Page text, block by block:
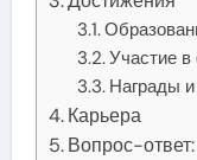
Участие
Награды
Карьера
Вопрос-ответ: